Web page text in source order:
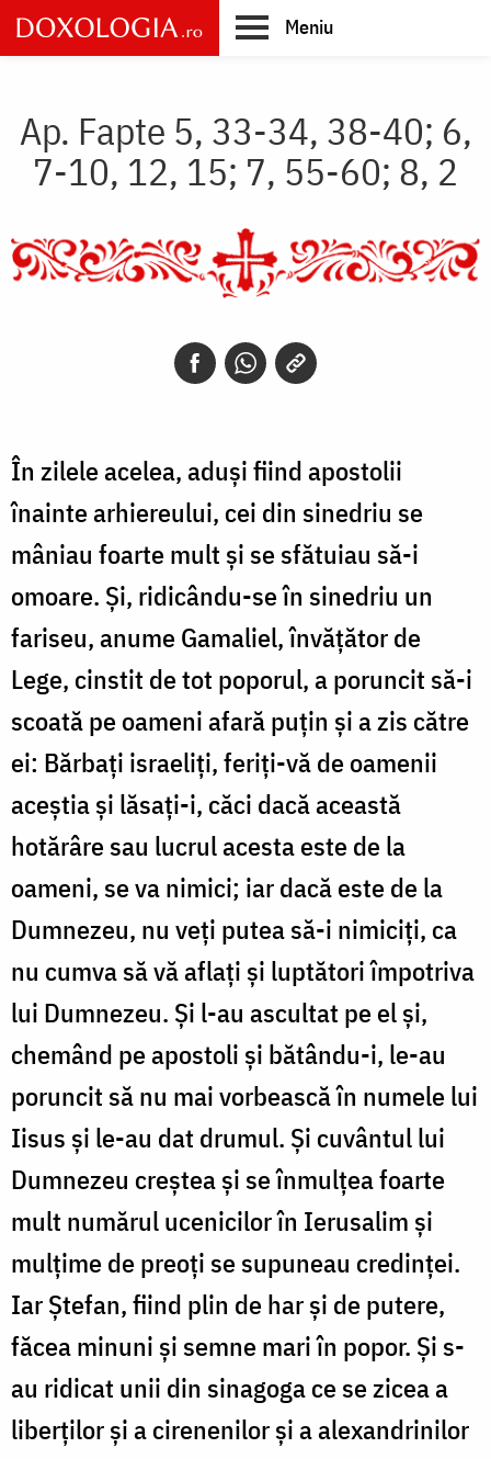
Skip
to
main
Meniu
Ap. Fapte 5, 33-34, 38-40; 6,
7-10, 12, 15; 7, 55-60; 8, 2
În zilele acelea, aduşi fiind apostolii
înainte arhiereului, cei din sinedriu se
mâniau foarte mult şi se sfătuiau să-i
omoare. Şi, ridicându-se în sinedriu un
fariseu, anume Gamaliel, învăţător de
Lege, cinstit de tot poporul, a poruncit să-i
scoată pe oameni afară puţin şi a zis către
ei: Bărbaţi israeliţi, feriţi-vă de oamenii
aceştia şi lăsaţi-i, căci dacă această
hotărâre sau lucrul acesta este de la
oameni, se va nimici; iar dacă este de la
Dumnezeu, nu veţi putea să-i nimiciţi, ca
nu cumva să vă aflaţi şi luptători împotriva
lui Dumnezeu. Şi l-au ascultat pe el şi,
chemând pe apostoli şi bătându-i, le-au
poruncit să nu mai vorbească în numele lui
Iisus şi le-au dat drumul. Şi cuvântul lui
Dumnezeu creştea şi se înmulţea foarte
mult numărul ucenicilor în Ierusalim şi
mulţime de preoţi se supuneau credinţei.
Iar Ştefan, fiind plin de har şi de putere,
făcea minuni şi semne mari în popor. Şi s-
au ridicat unii din sinagoga ce se zicea a
liberţilor şi a cirenenilor şi a alexandrinilor